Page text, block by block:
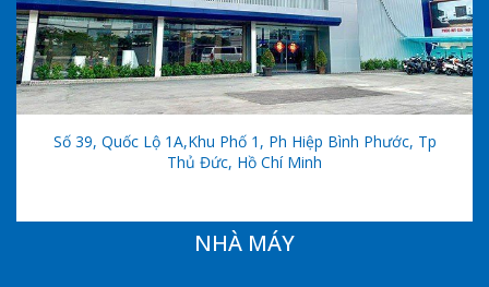
Số 39, Quốc Lộ 1A,khu Phố 1, Ph Hiệp Bình Phước, Tp
Thủ Đức, Hồ Chí Minh
NHÀ MÁY